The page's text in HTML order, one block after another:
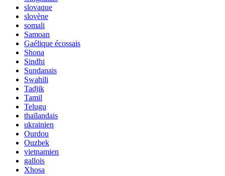
slovaque
slovène
somali
Samoan
Gaélique écossais
Shona
Sindhi
Sundanais
Swahili
Tadjik
Tamil
Telugu
thaïlandais
ukrainien
Ourdou
Ouzbek
vietnamien
gallois
Xhosa